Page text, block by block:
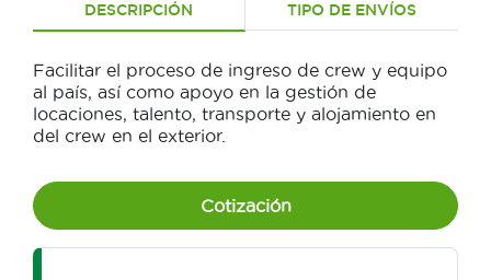
DESCRIPCIÓN TIPO DE ENVÍOS
Facilitar el proceso de ingreso de crew y equipo
al país, así como apoyo en la gestión de
locaciones, talento, transporte y alojamiento en
del crew en el exterior.
Cotización